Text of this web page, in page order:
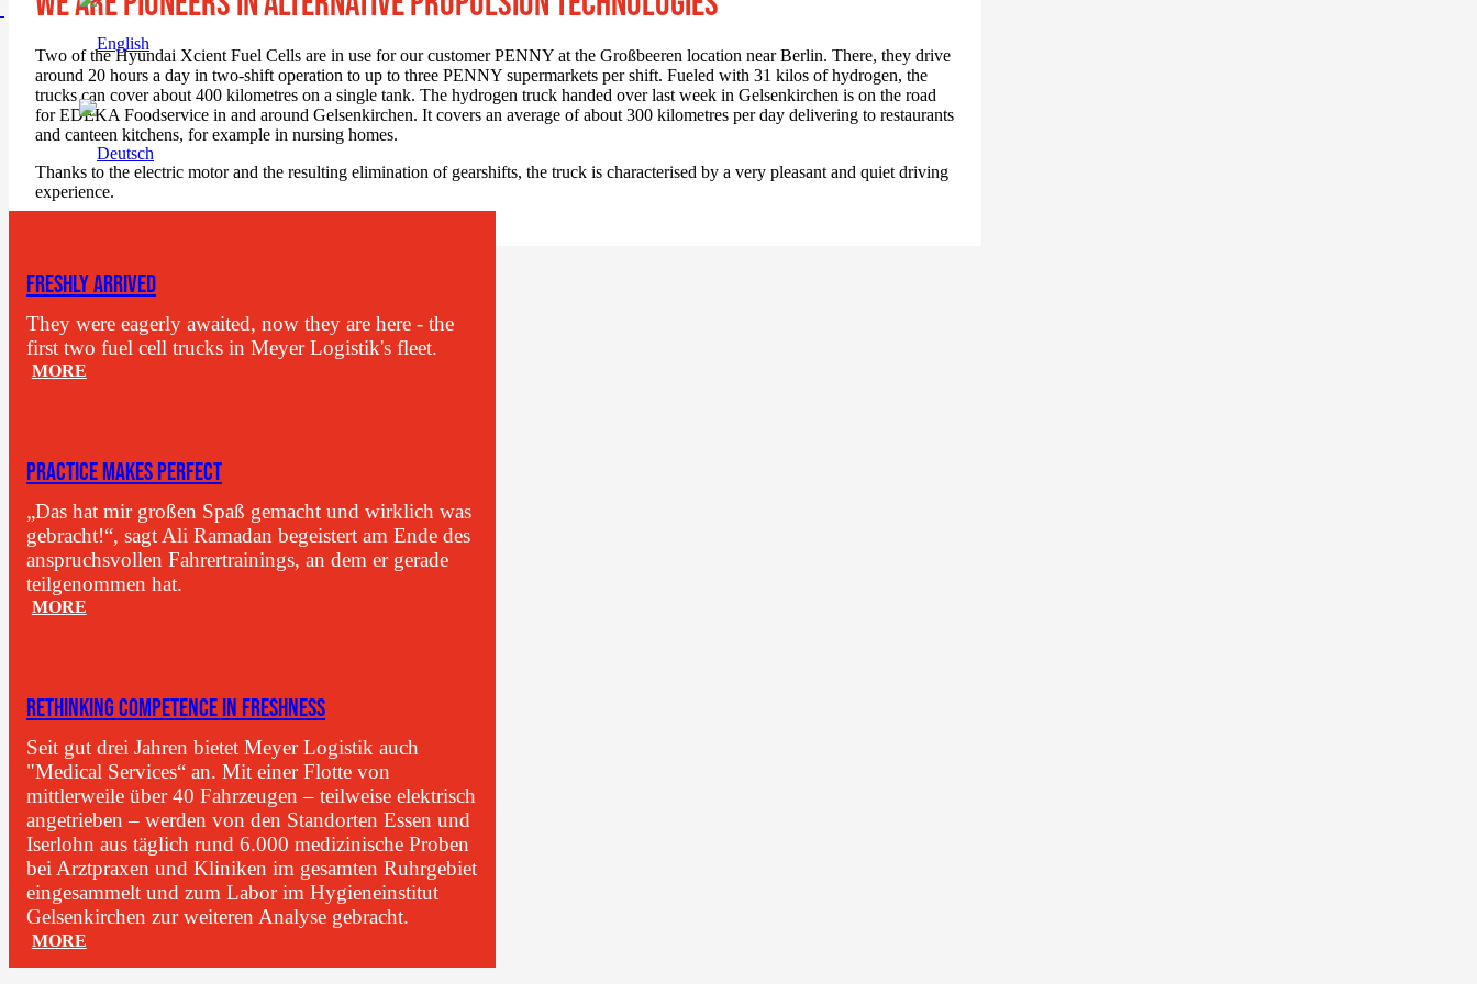
Two of the Hyundai Xcient Fuel Cells are in use for our customer PENNY at the Großbeeren location near Berlin. There, they drive
around 20 hours a day in two-shift operation to up to three PENNY supermarkets per shift. Fueled with 31 kilos of hydrogen, the
trucks can cover about 400 kilometres on a single tank. The hydrogen truck handed over last week in Gelsenkirchen is on the road
for EDEKA Foodservice in and around Gelsenkirchen. It covers an average of about 300 kilometres per day delivering to restaurants
and canteen kitchens, for example in nursing homes.
Thanks to the electric motor and the resulting elimination of gearshifts, the truck is characterised by a very pleasant and quiet driving
experience.
FRESHLY ARRIVED
They were eagerly awaited, now they are here - the
first two fuel cell trucks in Meyer Logistik's fleet.
MORE
PRACTICE MAKES PERFECT
„Das hat mir großen Spaß gemacht und wirklich was
gebracht!“, sagt Ali Ramadan begeistert am Ende des
anspruchsvollen Fahrertrainings, an dem er gerade
teilgenommen hat.
MORE
RETHINKING COMPETENCE IN FRESHNESS
Seit gut drei Jahren bietet Meyer Logistik auch
"Medical Services“ an. Mit einer Flotte von
mittlerweile über 40 Fahrzeugen – teilweise elektrisch
angetrieben – werden von den Standorten Essen und
Iserlohn aus täglich rund 6.000 medizinische Proben
bei Arztpraxen und Kliniken im gesamten Ruhrgebiet
eingesammelt und zum Labor im Hygieneinstitut
Gelsenkirchen zur weiteren Analyse gebracht.
MORE